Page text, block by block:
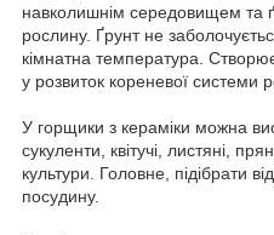
навколишнім середовищем та
рослину. Ґрунт не
кімнатна температура.
у розвиток кореневої системи
У горщики з кераміки можна
сукуленти, квітучі, листяні,
культури. Головне, підібрати
посудину.